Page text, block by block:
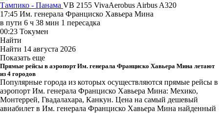
Тампико - Панама VB 2155 VivaAerobus Airbus A320
17:45 Им. генерала Франциско Хавьера Мина
в пути 6 ч 38 мин 1 пересадка
00:23 Токумен
Найти
Найти 14 августа 2026
Показать еще
Прямые рейсы в аэропорт Им. генерала Франциско Хавьера Мина летают
из 4 городов
Популярные города из которых осуществляются прямые рейсы в
аэропорт Им. генерала Франциско Хавьера Мина: Мехико,
Монтеррей, Гвадалахара, Канкун. Цена на самый дешевый
авиабилет в Им. генерала Франциско Хавьера Мина найденный